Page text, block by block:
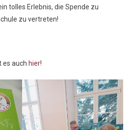
tolles Erlebnis, die Spende zu
zu vertreten!
es auch hier!